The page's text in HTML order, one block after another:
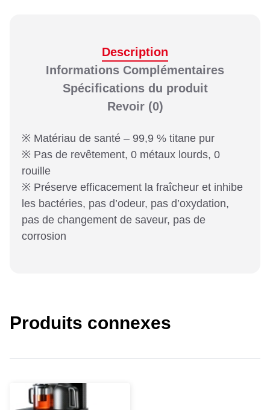
Description
Informations Complémentaires
Spécifications du produit
Revoir(0)
※ Matériau de santé – 99,9 % titane pur
※ Pas de revêtement, 0 métaux lourds, 0
rouille
※ Préserve efficacement la fraîcheur et inhibe
les bactéries, pas d’odeur, pas d’oxydation,
pas de changement de saveur, pas de
corrosion
Produits connexes